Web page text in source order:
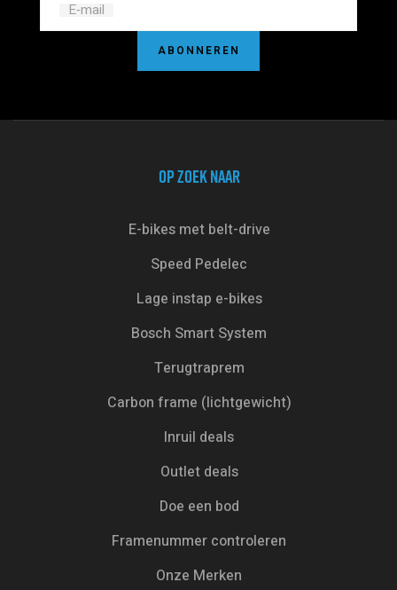
E‑mail
ABONNEREN
OP ZOEK NAAR
E-bikes met belt-drive
Speed Pedelec
Lage instap e-bikes
Bosch Smart System
Terugtraprem
Carbon frame (lichtgewicht)
Inruil deals
Outlet deals
Doe een bod
Framenummer controleren
Onze Merken